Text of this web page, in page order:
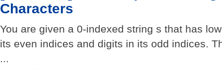
Characters
You are given a 0-indexed string s that has
its even indices and digits in its odd indices.
...